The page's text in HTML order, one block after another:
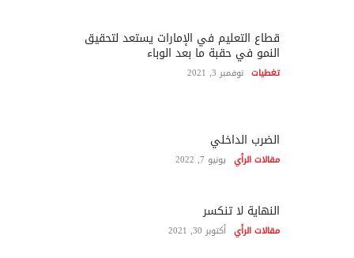
قطاع التعليم في الإمارات يستعد لتحقيق
النمو في حقبة ما بعد الوباء
تغطيات نوفمبر 3, 2021
الضرب الداخلي
مقالات الرأي يونيو 7, 2022
النهاية لا تنكسر
مقالات الرأي أكتوبر 30, 2021